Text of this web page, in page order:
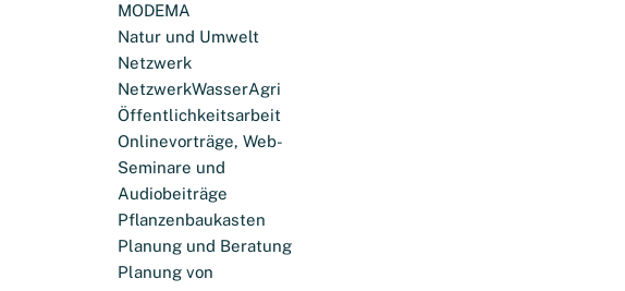
MODEMA
Natur und Umwelt
Netzwerk
NetzwerkWasserAgri
Öffentlichkeitsarbeit
Onlinevorträge, Web-
Seminare und
Audiobeiträge
Pflanzenbaukasten
Planung und Beratung
Planung von